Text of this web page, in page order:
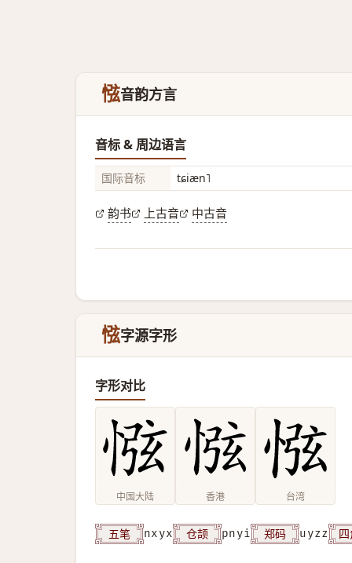
惤音韵方言
音标 & 周边语言
国际音标 tɕiæn˥
韵书 上古音 中古音
惤字源字形
字形对比
中国大陆 香港 台湾
五笔 nxyx 仓颉 pnyi 郑码 uyzz